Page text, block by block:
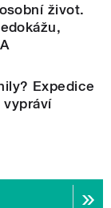
život.
Expedice
vypráví